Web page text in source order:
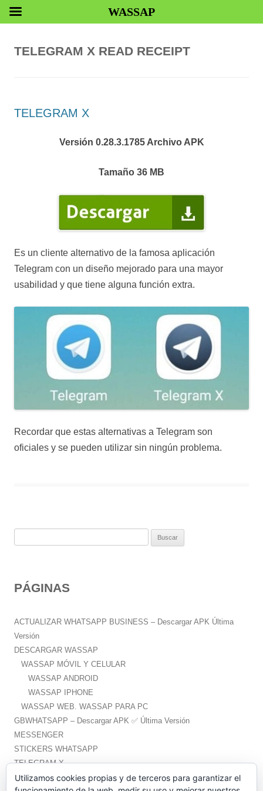
TELEGRAM X READ RECEIPT
TELEGRAM X
Versión 0.28.3.1785 Archivo APK
Tamaño 36 MB
Es un cliente alternativo de la famosa aplicación
Telegram con un diseño mejorado para una mayor
usabilidad y que tiene alguna función extra.
Recordar que estas alternativas a Telegram son
oficiales y se pueden utilizar sin ningún problema.
a
:
PÁGINAS
ACTUALIZAR WHATSAPP BUSINESS – Descargar APK Última
Versión
DESCARGAR WASSAP
WASSAP MÓVIL Y CELULAR
WASSAP ANDROID
WASSAP IPHONE
WASSAP WEB. WASSAP PARA PC
GBWHATSAPP – Descargar APK ✅️ Última Versión
MESSENGER
STICKERS WHATSAPP
TELEGRAM X
WHATSAPP PLUS – Descargar APK ✅️ Última Versión
WASSAP
Utilizamos cookies propias y de terceros para garantizar el